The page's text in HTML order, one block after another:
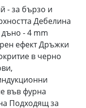
- за бързо и
Дебелина
дъно - 4 mm
ефект Дръжки
в черно
във фурна
Подходящ за